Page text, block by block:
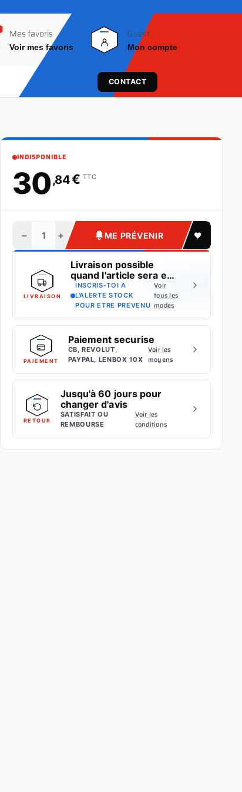
Mes favoris
Voir mes favoris
Guest
Mon compte
CONTACT
INDISPONIBLE
30,84€ TTC
− + ME PRÉVENIR
LIVRAISON
Livraison possible
quand l'article sera en
stock
INSCRIS-TOI A
L'ALERTE STOCK
POUR ETRE PREVENU
·
Voir
tous les
modes
PAIEMENT
Paiement securise
CB, REVOLUT,
PAYPAL, LENBOX 10X ·Voir les
moyens
RETOUR
Jusqu'à 60 jours pour
changer d'avis
SATISFAIT OU
REMBOURSE
·Voir les
conditions